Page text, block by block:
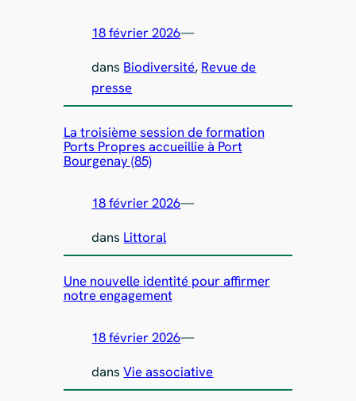
18 février 2026—
dans Biodiversité, Revue de
presse
La troisième session de formation
Ports Propres accueillie à Port
Bourgenay (85)
18 février 2026—
dans Littoral
Une nouvelle identité pour affirmer
notre engagement
18 février 2026—
dansVie associative